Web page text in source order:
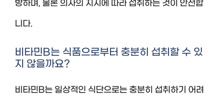
방하며, 물론 의사의 지시에 따라 섭취하는 것이 안전합
니다.
비타민B는 식품으로부터 충분히 섭취할 수 있
지 않을까요?
비타민B는 일상적인 식단으로는 충분히 섭취하기 어려